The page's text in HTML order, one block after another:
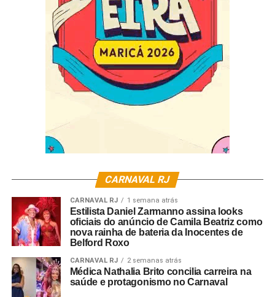
novembro, aquecendo os tamborins para os desfiles da
Série Ouro, que acontecem nos dias13 e 14 de fevereiro
na Marquês de Sapucaí.
📸 Divulgação/Liga RJ
CARNAVAL RJ
CARNAVAL RJ 1 semana atrás
Estilista Daniel Zarmanno assina looks
oficiais do anúncio de Camila Beatriz como
nova rainha de bateria da Inocentes de
Belford Roxo
CARNAVAL RJ 2 semanas atrás
Médica Nathalia Brito concilia carreira na
saúde e protagonismo no Carnaval